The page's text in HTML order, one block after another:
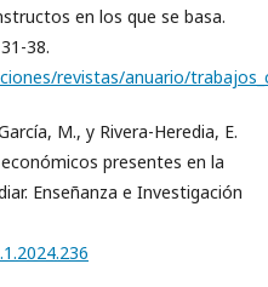
en los que se basa.
38.
revistas/anuario/
M., y Rivera-Heredia, E.
presentes en la
Enseñanza e Investigación